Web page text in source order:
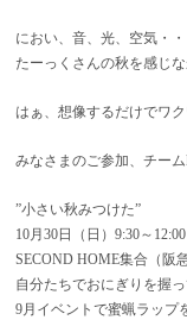
におい、音、光、空気・
たーっくさんの秋を感じ
はぁ、想像するだけでワク
みなさまのご参加、チー
”小さい秋みつけた”
10月30日（日）9:30～12:00
SECOND HOME集合（阪
自分たちでおにぎりを握っ
9月イベントで蜜蝋ラップ